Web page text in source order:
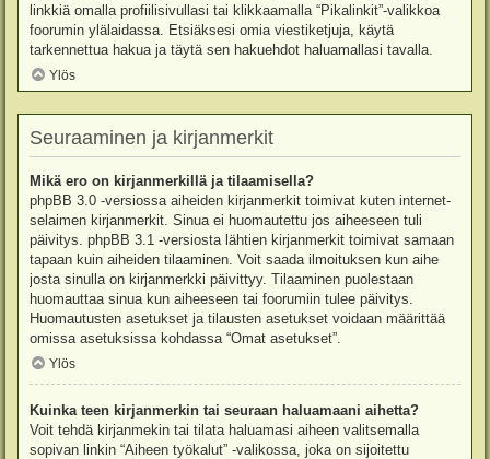
linkkiä omalla profiilisivullasi tai klikkaamalla “Pikalinkit”-valikkoa
foorumin ylälaidassa. Etsiäksesi omia viestiketjuja, käytä
tarkennettua hakua ja täytä sen hakuehdot haluamallasi tavalla.
Ylös
Seuraaminen ja kirjanmerkit
Mikä ero on kirjanmerkillä ja tilaamisella?
phpBB 3.0 -versiossa aiheiden kirjanmerkit toimivat kuten internet-
selaimen kirjanmerkit. Sinua ei huomautettu jos aiheeseen tuli
päivitys. phpBB 3.1 -versiosta lähtien kirjanmerkit toimivat samaan
tapaan kuin aiheiden tilaaminen. Voit saada ilmoituksen kun aihe
josta sinulla on kirjanmerkki päivittyy. Tilaaminen puolestaan
huomauttaa sinua kun aiheeseen tai foorumiin tulee päivitys.
Huomautusten asetukset ja tilausten asetukset voidaan määrittää
omissa asetuksissa kohdassa “Omat asetukset”.
Ylös
Kuinka teen kirjanmerkin tai seuraan haluamaani aihetta?
Voit tehdä kirjanmekin tai tilata haluamasi aiheen valitsemalla
sopivan linkin “Aiheen työkalut” -valikossa, joka on sijoitettu